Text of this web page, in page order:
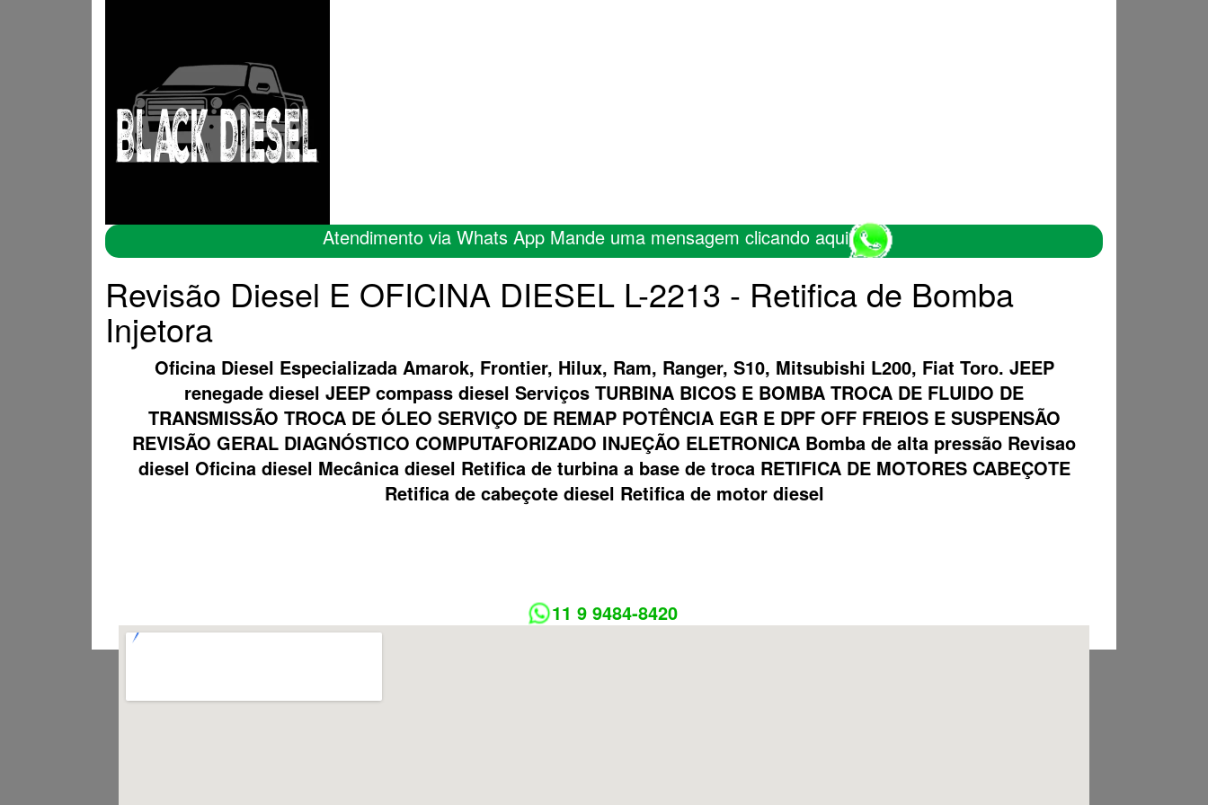
Atendimento via Whats App Mande uma mensagem clicando aqui
Revisão Diesel E OFICINA DIESEL L-2213 - Retifica de Bomba
Injetora
Oficina Diesel Especializada Amarok, Frontier, Hilux, Ram, Ranger, S10, Mitsubishi L200, Fiat Toro. JEEP
renegade diesel JEEP compass diesel Serviços TURBINA BICOS E BOMBA TROCA DE FLUIDO DE
TRANSMISSÃO TROCA DE ÓLEO SERVIÇO DE REMAP POTÊNCIA EGR E DPF OFF FREIOS E SUSPENSÃO
REVISÃO GERAL DIAGNÓSTICO COMPUTAFORIZADO INJEÇÃO ELETRONICA Bomba de alta pressão Revisao
diesel Oficina diesel Mecânica diesel Retifica de turbina a base de troca RETIFICA DE MOTORES CABEÇOTE
Retifica de cabeçote diesel Retifica de motor diesel
11 9 9484-8420